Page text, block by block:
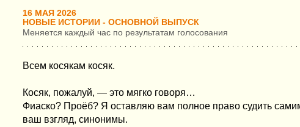
16 МАЯ 2026
НОВЫЕ ИСТОРИИ - ОСНОВНОЙ ВЫПУСК
Меняется каждый час по результатам голосования
Всем косякам косяк.
Косяк, пожалуй, — это мягко говоря…
Фиаско? Проёб? Я оставляю вам полное право судить
ваш взгляд, синонимы.